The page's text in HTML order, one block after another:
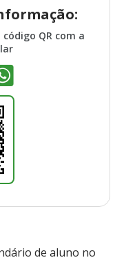
QR com a
de aluno no